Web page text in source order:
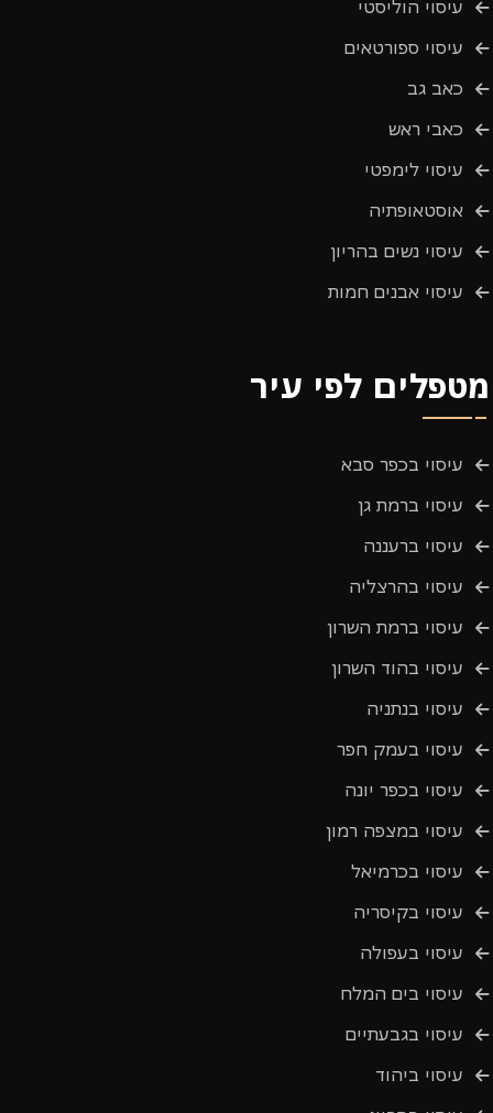
עיסוי הוליסטי
עיסוי ספורטאים
כאב גב
כאבי ראש
עיסוי לימפטי
אוסטאופתיה
עיסוי נשים בהריון
עיסוי אבנים חמות
מטפלים לפי עיר
עיסוי בכפר סבא
עיסוי ברמת גן
עיסוי ברעננה
עיסוי בהרצליה
עיסוי ברמת השרון
עיסוי בהוד השרון
עיסוי בנתניה
עיסוי בעמק חפר
עיסוי בכפר יונה
עיסוי במצפה רמון
עיסוי בכרמיאל
עיסוי בקיסריה
עיסוי בעפולה
עיסוי בים המלח
עיסוי בגבעתיים
עיסוי ביהוד